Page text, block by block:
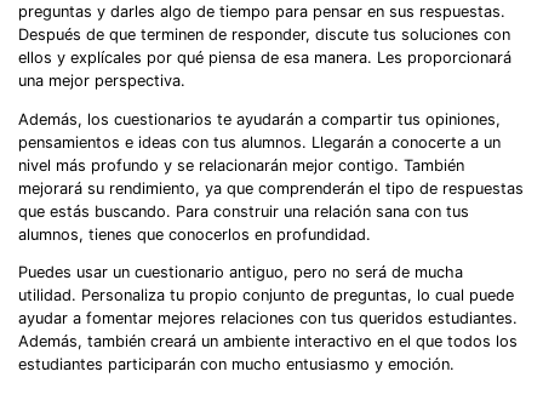
preguntas y darles algo de tiempo para pensar en sus respuestas.
Después de que terminen de responder, discute tus soluciones con
ellos y explícales por qué piensa de esa manera. Les proporcionará
una mejor perspectiva.
Además, los cuestionarios te ayudarán a compartir tus opiniones,
pensamientos e ideas con tus alumnos. Llegarán a conocerte a un
nivel más profundo y se relacionarán mejor contigo. También
mejorará su rendimiento, ya que comprenderán el tipo de respuestas
que estás buscando. Para construir una relación sana con tus
alumnos, tienes que conocerlos en profundidad.
Puedes usar un cuestionario antiguo, pero no será de mucha
utilidad. Personaliza tu propio conjunto de preguntas, lo cual puede
ayudar a fomentar mejores relaciones con tus queridos estudiantes.
Además, también creará un ambiente interactivo en el que todos los
estudiantes participarán con mucho entusiasmo y emoción.